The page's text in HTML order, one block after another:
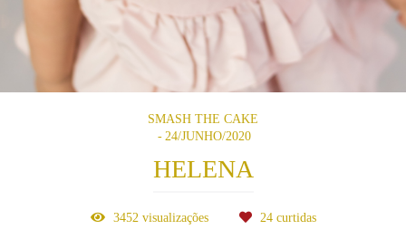
SMASH THE CAKE
24/JUNHO/2020
HELENA
3452visualizações 24curtidas